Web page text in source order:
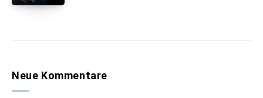
Neue Kommentare